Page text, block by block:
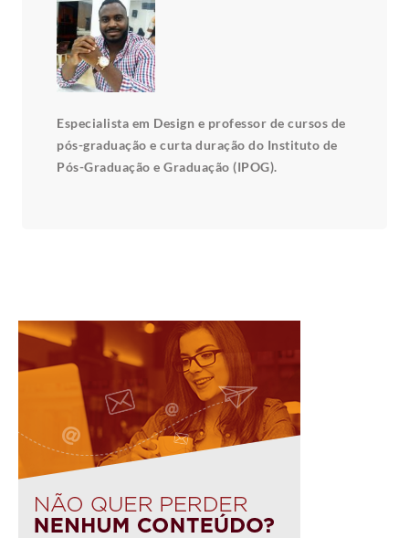
Especialista em Design e professor de cursos de
pós-graduação e curta duração do Instituto de
Pós-Graduação e Graduação (IPOG).